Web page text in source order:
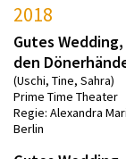
2018
Gutes
den
(Uschi, Tine, Sahra)
Prime Time Theater
Regie: Alexandra
Berlin